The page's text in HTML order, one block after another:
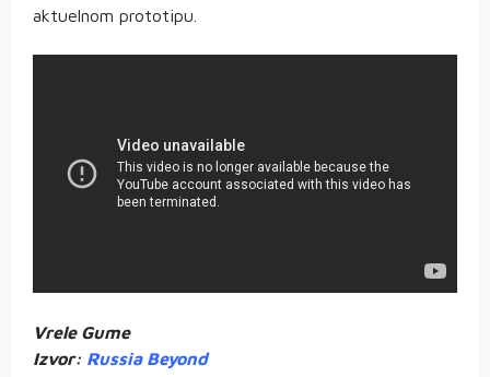
aktuelnom prototipu.
Vrele Gume
Izvor: Russia Beyond